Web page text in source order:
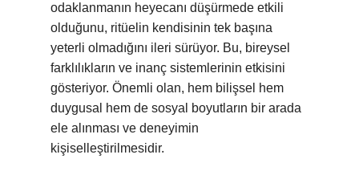
odaklanmanın heyecanı düşürmede etkili
olduğunu, ritüelin kendisinin tek başına
yeterli olmadığını ileri sürüyor. Bu, bireysel
farklılıkların ve inanç sistemlerinin etkisini
gösteriyor. Önemli olan, hem bilişsel hem
duygusal hem de sosyal boyutların bir arada
ele alınması ve deneyimin
kişiselleştirilmesidir.